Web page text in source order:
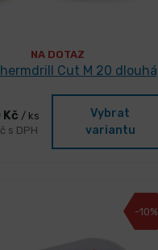
NA DOTAZ
Cut M 20 dlouhá
Kč / ks
s DPH
Vybrat
variantu
-10%